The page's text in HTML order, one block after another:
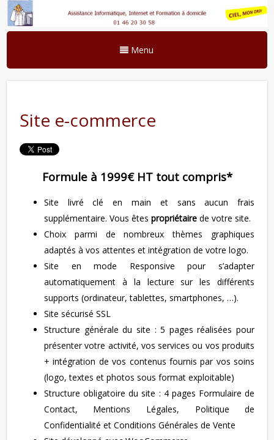
Menu
Site e-commerce
Formule à 1999€ HT tout compris*
Site livré clé en main et sans aucun frais
supplémentaire. Vous êtes propriétairede votre site.
Choix parmi de nombreux thèmes graphiques
adaptés à vos attentes et intégration de votre logo.
Site en mode Responsive pour s’adapter
automatiquement à la lecture sur les différents
supports (ordinateur, tablettes, smartphones, …).
Site sécurisé SSL
Structure générale du site : 5 pages réalisées pour
présenter votre activité, vos services ou vos produits
+ intégration de vos contenus fournis par vos soins
(logo, textes et photos sous format exploitable)
Structure obligatoire du site : 4 pages Formulaire de
Contact, Mentions Légales, Politique de
Confidentialité et Conditions Générales de Vente